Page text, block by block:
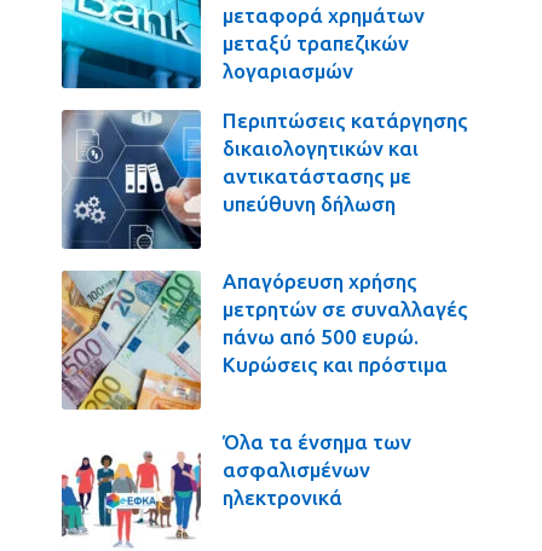
μεταφορά χρημάτων
μεταξύ τραπεζικών
λογαριασμών
Περιπτώσεις κατάργησης
δικαιολογητικών και
αντικατάστασης με
υπεύθυνη δήλωση
Απαγόρευση χρήσης
μετρητών σε συναλλαγές
πάνω από 500 ευρώ.
Κυρώσεις και πρόστιμα
Όλα τα ένσημα των
ασφαλισμένων
ηλεκτρονικά